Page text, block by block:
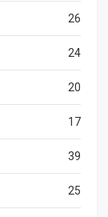
26
24
20
17
39
25